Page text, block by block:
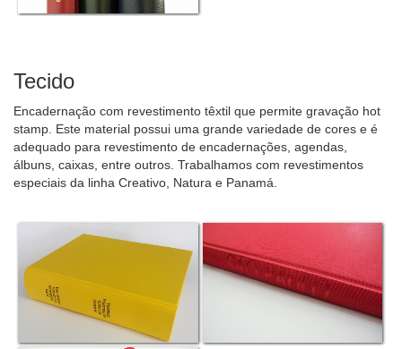
Tecido
Encadernação com revestimento têxtil que permite gravação hot
stamp. Este material possui uma grande variedade de cores e é
adequado para revestimento de encadernações, agendas,
álbuns, caixas, entre outros. Trabalhamos com revestimentos
especiais da linha Creativo, Natura e Panamá.